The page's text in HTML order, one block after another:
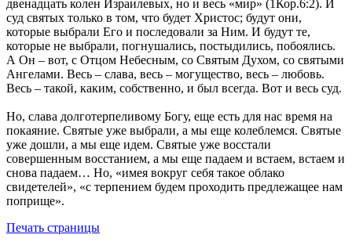
двенадцать колен Израилевых, но и весь «мир» (1Кор.6:2). И
суд святых только в том, что будет Христос; будут они,
которые выбрали Его и последовали за Ним. И будут те,
которые не выбрали, погнушались, постыдились, побоялись.
А Он – вот, с Отцом Небесным, со Святым Духом, со святыми
Ангелами. Весь – слава, весь – могущество, весь – любовь.
Весь – такой, каким, собственно, и был всегда. Вот и весь суд.
Но, слава долготерпеливому Богу, еще есть для нас время на
покаяние. Святые уже выбрали, а мы еще колеблемся. Святые
уже дошли, а мы еще идем. Святые уже восстали
совершенным восстанием, а мы еще падаем и встаем, встаем и
снова падаем… Но, «имея вокруг себя такое облако
свидетелей», «с терпением будем проходить предлежащее нам
поприще».
Печать страницы